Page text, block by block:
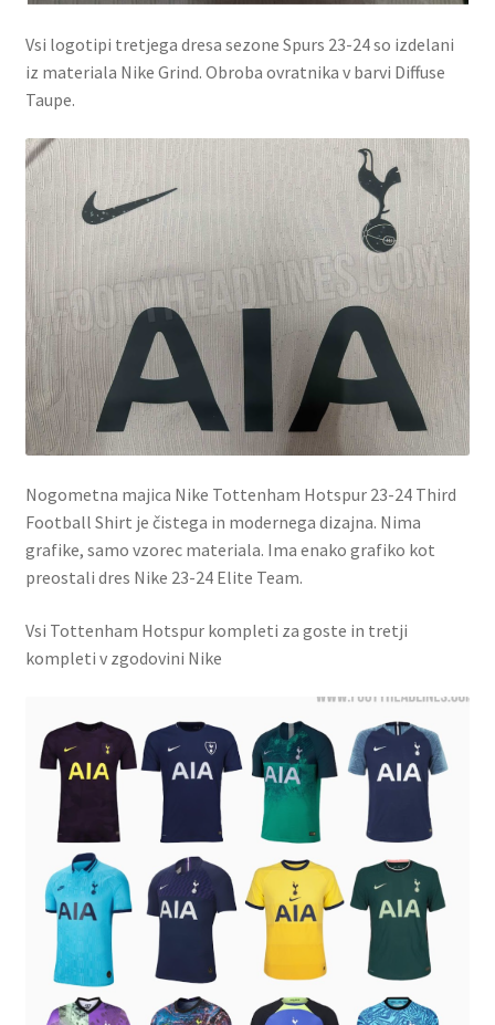
Vsi logotipi tretjega dresa sezone Spurs 23-24 so izdelani
iz materiala Nike Grind. Obroba ovratnika v barvi Diffuse
Taupe.
Nogometna majica Nike Tottenham Hotspur 23-24 Third
Football Shirt je čistega in modernega dizajna. Nima
grafike, samo vzorec materiala. Ima enako grafiko kot
preostali dres Nike 23-24 Elite Team.
Vsi Tottenham Hotspur kompleti za goste in tretji
kompleti v zgodovini Nike